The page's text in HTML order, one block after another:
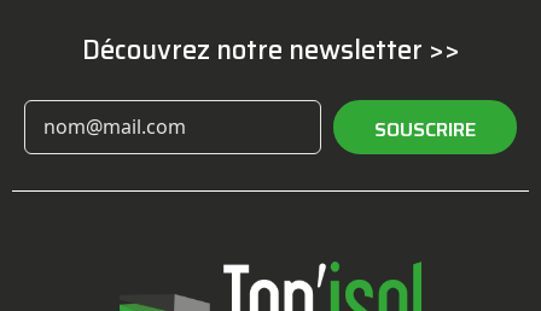
Découvrez notre newsletter >>
SOUSCRIRE